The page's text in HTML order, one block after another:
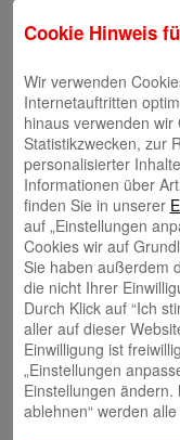
Tina
Cookie Hinweis
Wir verwenden
Internetauftritten
hinaus verwenden wir
Statistikzwecken, zur
personalisierter
Informationen über
finden Sie in unserer
auf „Einstellungen
Cookies wir auf
Sie haben außerdem
die nicht Ihrer
Durch Klick auf “Ich
aller auf dieser
Einwilligung ist
„Einstellungen
Einstellungen ändern.
ablehnen“ werden